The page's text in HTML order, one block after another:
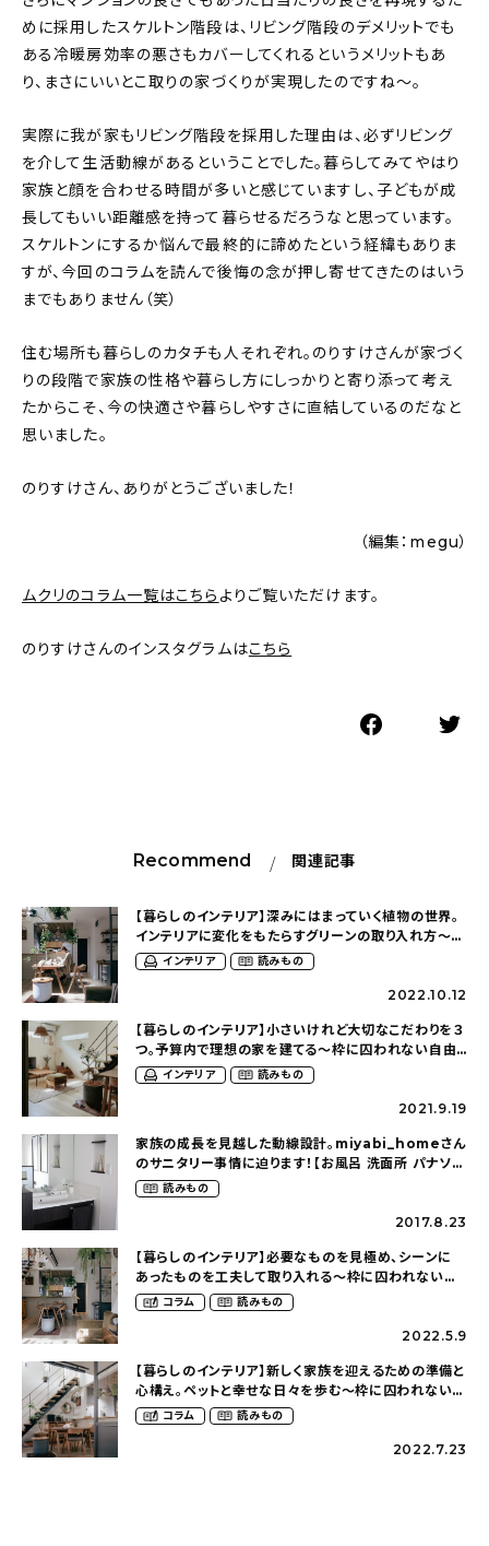
めに採用したスケルトン階段は、リビング階段のデメリットでも
ある冷暖房効率の悪さもカバーしてくれるというメリットもあ
り、まさにいいとこ取りの家づくりが実現したのですね〜。
実際に我が家もリビング階段を採用した理由は、必ずリビング
を介して生活動線があるということでした。暮らしてみてやはり
家族と顔を合わせる時間が多いと感じていますし、子どもが成
長してもいい距離感を持って暮らせるだろうなと思っています。
スケルトンにするか悩んで最終的に諦めたという経緯もありま
すが、今回のコラムを読んで後悔の念が押し寄せてきたのはいう
までもありません（笑）
住む場所も暮らしのカタチも人それぞれ。のりすけさんが家づく
りの段階で家族の性格や暮らし方にしっかりと寄り添って考え
たからこそ、今の快適さや暮らしやすさに直結しているのだなと
思いました。
のりすけさん、ありがとうございました！
（編集：megu）
ムクリのコラム一覧はこちら よりご覧いただけます。
のりすけさんのインスタグラムはこちら
Recommend 関連記事
【暮らしのインテリア】深みにはまっていく植物の世界。
インテリアに変化をもたらすグリーンの取り入れ方〜枠
に囚われない自由な暮らし方（norisuke_mobさ
ん）
インテリア 読みもの
2022.10.12
【暮らしのインテリア】小さいけれど大切なこだわりを３
つ。予算内で理想の家を建てる〜枠に囚われない自由
な暮らし方（norisuke_mobさん）
インテリア 読みもの
2021.9.19
家族の成長を見越した動線設計。miyabi_homeさん
のサニタリー事情に迫ります！【お風呂 洗面所 パナソ
ニック（Panasonic）】
読みもの
2017.8.23
【暮らしのインテリア】必要なものを見極め、シーンに
あったものを工夫して取り入れる〜枠に囚われない自
由な暮らし方（norisuke_mobさん）
コラム 読みもの
2022.5.9
【暮らしのインテリア】新しく家族を迎えるための準備と
心構え。ペットと幸せな日々を歩む〜枠に囚われない自
由な暮らし方（norisuke_mobさん）
コラム 読みもの
2022.7.23